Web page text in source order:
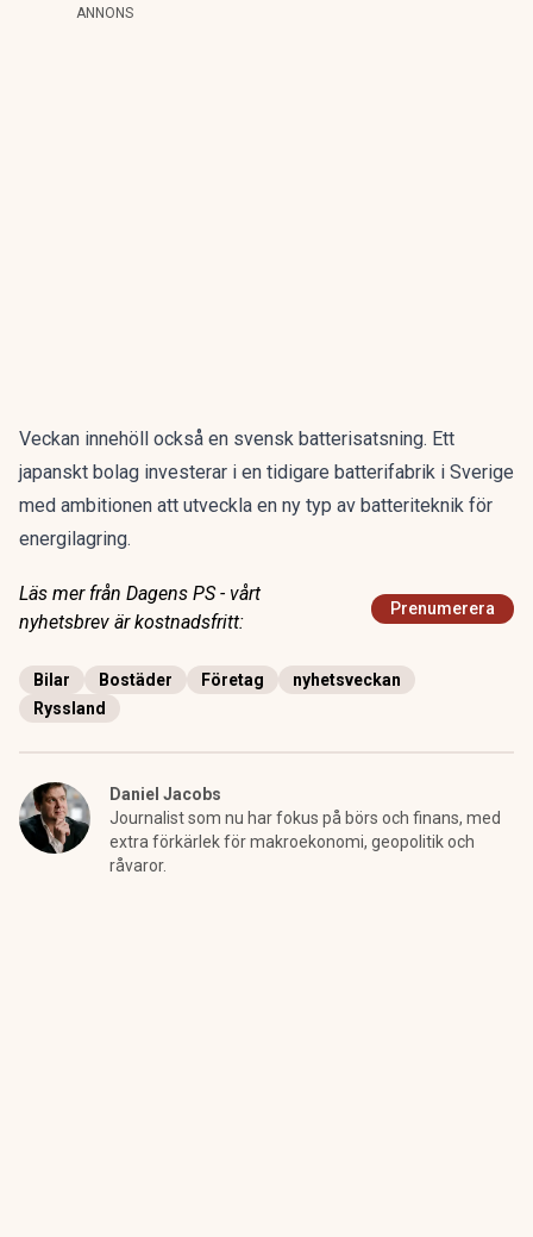
ANNONS
Veckan innehöll också en svensk batterisatsning. Ett
japanskt bolag investerar i en tidigare batterifabrik i Sverige
med ambitionen att utveckla en ny typ av batteriteknik för
energilagring.
Läs mer från Dagens PS - vårt
nyhetsbrev är kostnadsfritt:
Prenumerera
Bilar Bostäder Företag
nyhetsveckan
Ryssland
Daniel Jacobs
Journalist som nu har fokus på börs och finans, med
extra förkärlek för makroekonomi, geopolitik och
råvaror.